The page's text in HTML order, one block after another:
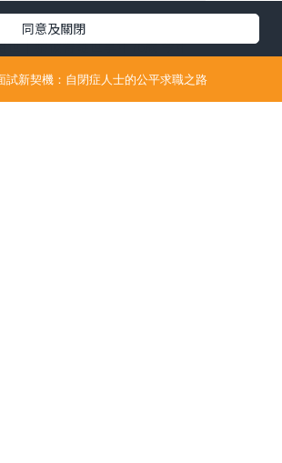
世｜黎彼得離世享年76歲 今年
臥床 好友鍾志光及盧宛茵透
最後時光
試新契機：自閉症人士的公平求職之路
同意及關閉